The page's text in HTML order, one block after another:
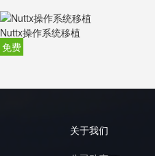
Nuttx操作系统移植
免费
关于我们